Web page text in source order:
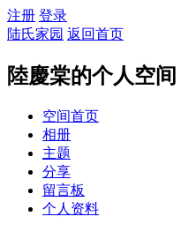
注册 登录
陆氏家园 返回首页
陸慶棠的个人空间
空间首页
相册
主题
分享
留言板
个人资料